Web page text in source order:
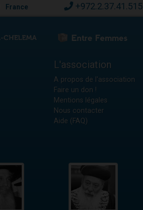
France +972.2.37.41.515
L'association
A propos de l'association
Faire un don !
Mentions légales
Nous contacter
Aide (FAQ)